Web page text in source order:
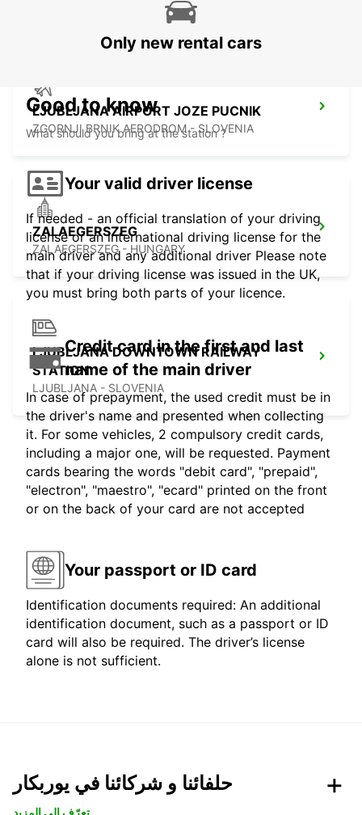
VELIKA GORICA - CROATIA
LJUBLJANA AIRPORT JOZE PUCNIK
ZGORNJI BRNIK AERODROM - SLOVENIA
ZALAEGERSZEG
ZALAEGERSZEG - HUNGARY
LJUBLJANA DOWNTOWN RAILWAY
STATION
LJUBLJANA - SLOVENIA
Only new rental cars
Good to know
What should you bring at the station ?
Your valid driver license
If needed - an official translation of your driving
license or an international driving license for the
main driver and any additional driver Please note
that if your driving license was issued in the UK,
you must bring both parts of your licence.
Credit card in the first and last
name of the main driver
In case of prepayment, the used credit must be in
the driver's name and presented when collecting
it. For some vehicles, 2 compulsory credit cards,
including a major one, will be requested. Payment
cards bearing the words "debit card", "prepaid",
"electron", "maestro", "ecard" printed on the front
or on the back of your card are not accepted
Your passport or ID card
Identification documents required: An additional
identification document, such as a passport or ID
card will also be required. The driver’s license
alone is not sufficient.
حلفائنا و شركائنا في يوربكار